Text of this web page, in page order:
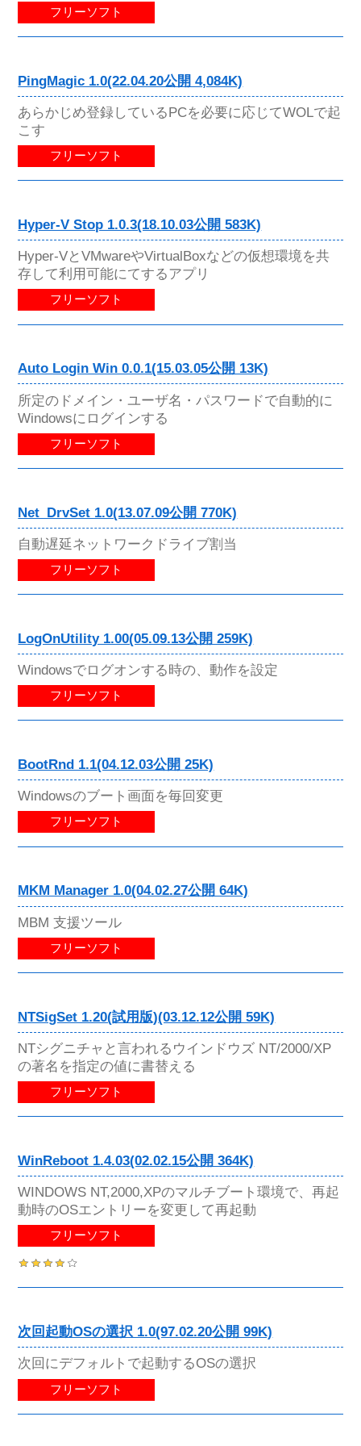
フリーソフト
PingMagic 1.0(22.04.20公開 4,084K)
あらかじめ登録しているPCを必要に応じてWOLで起
こす
フリーソフト
Hyper-V Stop 1.0.3(18.10.03公開 583K)
Hyper-VとVMwareやVirtualBoxなどの仮想環境を共
存して利用可能にてするアプリ
フリーソフト
Auto Login Win 0.0.1(15.03.05公開 13K)
所定のドメイン・ユーザ名・パスワードで自動的に
Windowsにログインする
フリーソフト
Net_DrvSet 1.0(13.07.09公開 770K)
自動遅延ネットワークドライブ割当
フリーソフト
LogOnUtility 1.00(05.09.13公開 259K)
Windowsでログオンする時の、動作を設定
フリーソフト
BootRnd 1.1(04.12.03公開 25K)
Windowsのブート画面を毎回変更
フリーソフト
MKM Manager 1.0(04.02.27公開 64K)
MBM 支援ツール
フリーソフト
NTSigSet 1.20(試用版)(03.12.12公開 59K)
NTシグニチャと言われるウインドウズ NT/2000/XP
の著名を指定の値に書替える
フリーソフト
WinReboot 1.4.03(02.02.15公開 364K)
WINDOWS NT,2000,XPのマルチブート環境で、再起
動時のOSエントリーを変更して再起動
フリーソフト
次回起動OSの選択 1.0(97.02.20公開 99K)
次回にデフォルトで起動するOSの選択
フリーソフト